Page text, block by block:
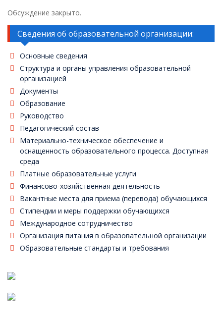
Обсуждение закрыто.
Сведения об образовательной организации:
Основные сведения
Структура и органы управления образовательной
организацией
Документы
Образование
Руководство
Педагогический состав
Материально-техническое обеспечение и
оснащенность образовательного процесса. Доступная
среда
Платные образовательные услуги
Финансово-хозяйственная деятельность
Вакантные места для приема (перевода) обучающихся
Стипендии и меры поддержки обучающихся
Международное сотрудничество
Организация питания в образовательной организации
Образовательные стандарты и требования